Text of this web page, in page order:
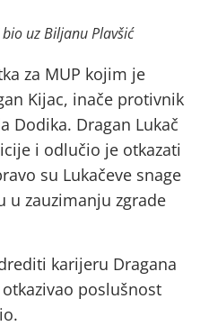
uz Biljanu Plavšić
za MUP kojim je
Kijac, inače protivnik
Dodika. Dragan Lukač
i odlučio je otkazati
su Lukačeve snage
zauzimanju zgrade
karijeru Dragana
poslušnost